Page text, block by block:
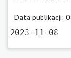
Data publikacji:
2023-11-08